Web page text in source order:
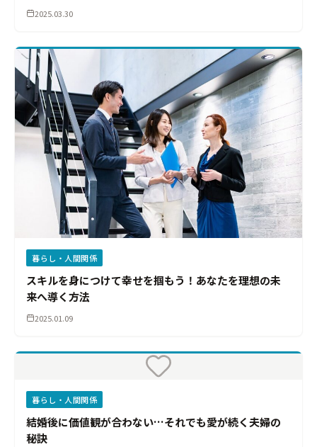
2025.03.30
暮らし・人間関係
スキルを身につけて幸せを掴もう！あなたを理想の未
来へ導く方法
2025.01.09
暮らし・人間関係
結婚後に価値観が合わない…それでも愛が続く夫婦の
秘訣